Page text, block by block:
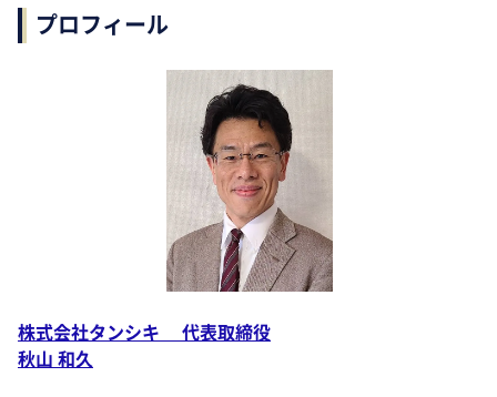
プロフィール
株式会社タンシキ 代表取締役
秋山 和久